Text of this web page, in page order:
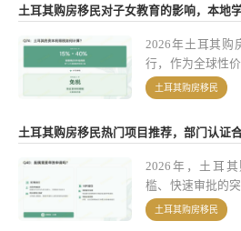
项目之一。目前
籍和存款入籍两
顾身份获取与资
请人的首选，能
增值的双重收益。
土耳其购房移民对子女教育的影响，本地
2026年土耳其购
行，作为全球性
是不少家庭的主
的投资要求和费
可结合自身经济
个性化的移民及
土耳其购房移民
土耳其购房移民热门项目推荐，部门认证
2026年，土耳
槛、快速审批的
划市场的热门选
证的合规房产，
土耳其购房移民